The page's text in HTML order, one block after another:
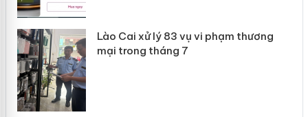
Lào Cai xử lý 83 vụ vi phạm thương
mại trong tháng 7